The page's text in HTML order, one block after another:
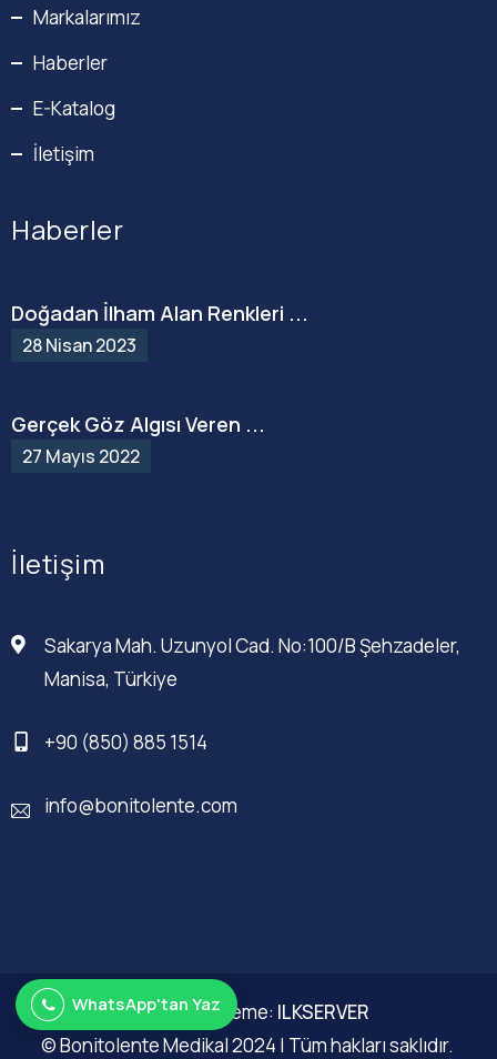
Markalarımız
Haberler
E-Katalog
İletişim
Haberler
Doğadan İlham Alan Renkleri ...
28 Nisan 2023
Gerçek Göz Algısı Veren ...
27 Mayıs 2022
İletişim
Sakarya Mah. Uzunyol Cad. No:100/B Şehzadeler,
Manisa, Türkiye
+90 (850) 885 1514
info@bonitolente.com
Web Düzenleme: ILKSERVER
© Bonitolente Medikal 2024 | Tüm hakları saklıdır.
WhatsApp'tan Yaz